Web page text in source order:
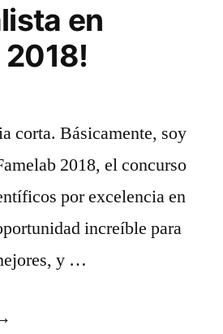
Famelab!
en
2018!
corta. Básicamente, soy
2018, el concurso
por excelencia en
increíble para
y …